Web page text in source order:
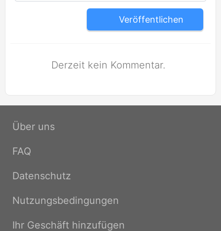
Veröffentlichen
Derzeit kein Kommentar.
Über uns
FAQ
Datenschutz
Nutzungsbedingungen
Ihr Geschäft hinzufügen